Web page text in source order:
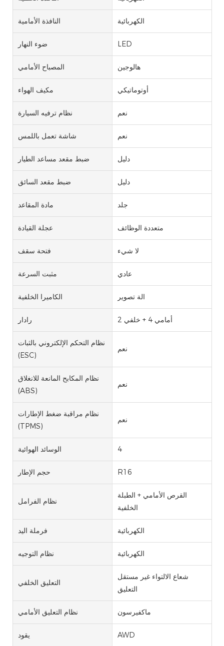
النافذة الأمامية الكهربائية
ضوء النهار LED
المصباح الأمامي هالوجين
مكيف الهواء أوتوماتيكي
نظام ترفيه السيارة نعم
شاشة تعمل باللمس نعم
ضبط مقعد مساعد الطيار دليل
ضبط مقعد السائق دليل
مادة المقاعد جلد
عجلة القيادة متعددة الوظائف
فتحة سقف لا شيء
مثبت السرعة عادي
الكاميرا الخلفية الة تصوير
رادار أمامي 4 + خلفي 2
نظام التحكم الإلكتروني بالثبات
(ESC)
نعم
نظام المكابح المانعة للانغلاق
(ABS)
نعم
نظام مراقبة ضغط الإطارات
(TPMS)
نعم
الوسائد الهوائية 4
حجم الإطار R16
نظام الفرامل
القرص الأمامي + الطبلة
الخلفية
فرملة اليد الكهربائية
نظام التوجيه الكهربائية
التعليق الخلفي
شعاع الالتواء غير مستقل
التعليق
نظام التعليق الأمامي ماكفيرسون
يقود AWD